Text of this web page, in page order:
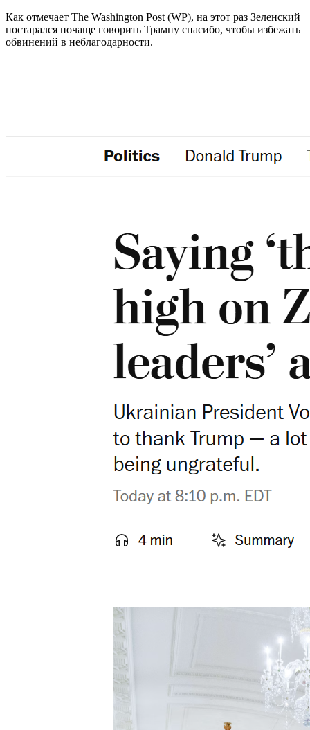
Как отмечает The Washington Post (WP), на этот раз Зеленский
постарался почаще говорить Трампу спасибо, чтобы избежать
обвинений в неблагодарности.